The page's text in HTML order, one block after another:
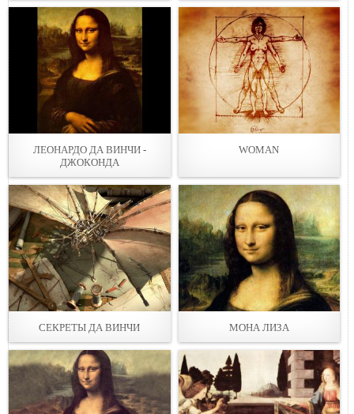
ЛЕОНАРДО ДА ВИНЧИ -
ДЖОКОНДА
WOMAN
СЕКРЕТЫ ДА ВИНЧИ МОНА ЛИЗА